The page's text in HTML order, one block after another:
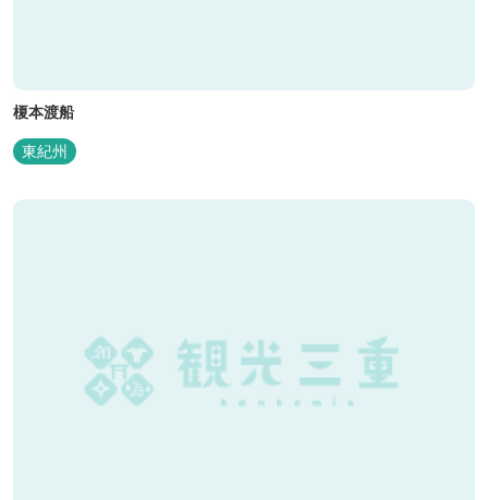
榎本渡船
東紀州